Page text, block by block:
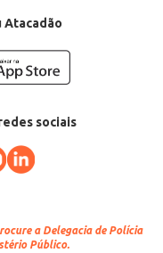
Atacadão
sociais
a Delegacia de Polícia
Público.